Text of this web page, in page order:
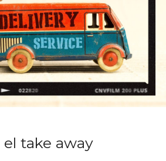
take away